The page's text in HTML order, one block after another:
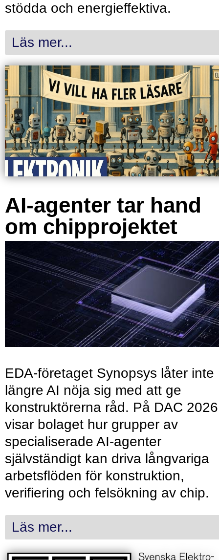
stödda och energieffektiva.
Läs mer...
AI-agenter tar hand
om chipprojektet
EDA-företaget Synopsys låter inte
längre AI nöja sig med att ge
konstruktörerna råd. På DAC 2026
visar bolaget hur grupper av
specialiserade AI-agenter
självständigt kan driva långvariga
arbetsflöden för konstruktion,
verifiering och felsökning av chip.
Läs mer...